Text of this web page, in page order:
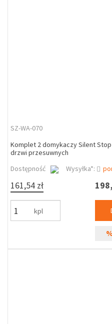
SZ-WA-070
Komplet 2 domykaczy Silent Stop
drzwi przesuwnych
Dostępność
Wysyłka*:
161,54 zł
kpl